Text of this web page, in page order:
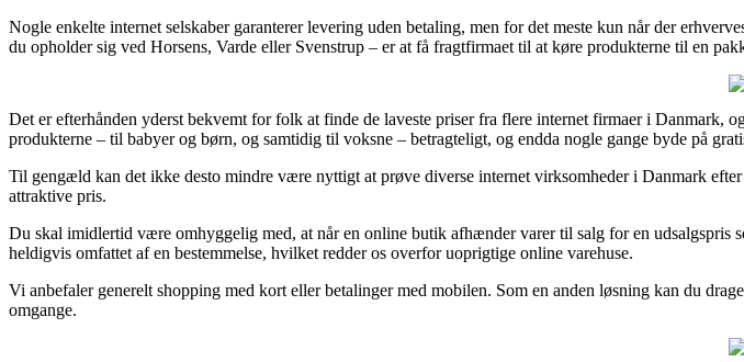
Nogle enkelte internet selskaber garanterer levering uden betaling, men for det meste kun når der
du opholder sig ved Horsens, Varde eller Svenstrup – er at få fragtfirmaet til at køre produkterne til en
Det er efterhånden yderst bekvemt for folk at finde de laveste priser fra flere internet firmaer i Danmark,
produkterne – til babyer og børn, og samtidig til voksne – betragteligt, og endda nogle gange byde på
Til gengæld kan det ikke desto mindre være nyttigt at prøve diverse internet virksomheder i Danmark
attraktive pris.
Du skal imidlertid være omhyggelig med, at når en online butik afhænder varer til salg for en
heldigvis omfattet af en bestemmelse, hvilket redder os overfor uoprigtige online varehuse.
Vi anbefaler generelt shopping med kort eller betalinger med mobilen. Som en anden løsning kan du
omgange.